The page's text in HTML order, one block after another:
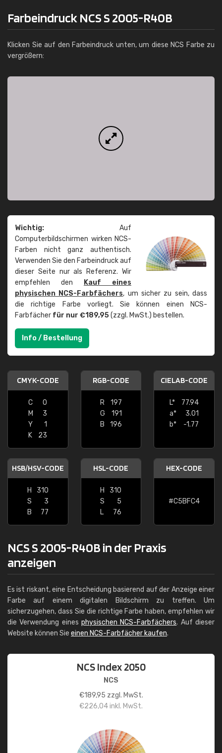
Farbeindruck NCS S 2005-R40B
Klicken Sie auf den Farbeindruck unten, um diese NCS Farbe zu
vergrößern:
Wichtig: Auf
Computerbildschirmen wirken NCS-
Farben nicht ganz authentisch.
Verwenden Sie den Farbeindruck auf
dieser Seite nur als Referenz. Wir
empfehlen den
Kauf eines
physischen NCS-Farbfächers, um sicher zu sein, dass
die richtige Farbe vorliegt. Sie können einen NCS-
Farbfächer für nur €189,95(zzgl. MwSt.) bestellen.
Info / Bestellung
CMYK-CODE
C
0
M
3
Y
1
K
23
RGB-CODE
R
197
G
191
B
196
CIELAB-CODE
L*
77.94
a*
3.01
b*
-1.77
HSB/HSV-CODE
H
310
S
3
B
77
HSL-CODE
H
310
S
5
L
76
HEX-CODE
#C5BFC4
NCS S 2005-R40B in der Praxis
anzeigen
Es ist riskant, eine Entscheidung basierend auf der Anzeige einer
Farbe auf einem digitalen Bildschirm zu treffen. Um
sicherzugehen, dass Sie die richtige Farbe haben, empfehlen wir
die Verwendung eines physischen NCS-Farbfächers. Auf dieser
Website können Sie einen NCS-Farbfächer kaufen.
NCS Index 2050
NCS
€189,95 zzgl. MwSt.
€226,04inkl. MwSt.